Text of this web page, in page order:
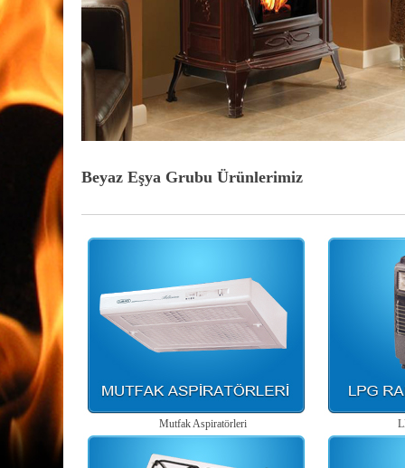
Beyaz Eşya Grubu Ürünlerimiz
Mutfak Aspiratörleri